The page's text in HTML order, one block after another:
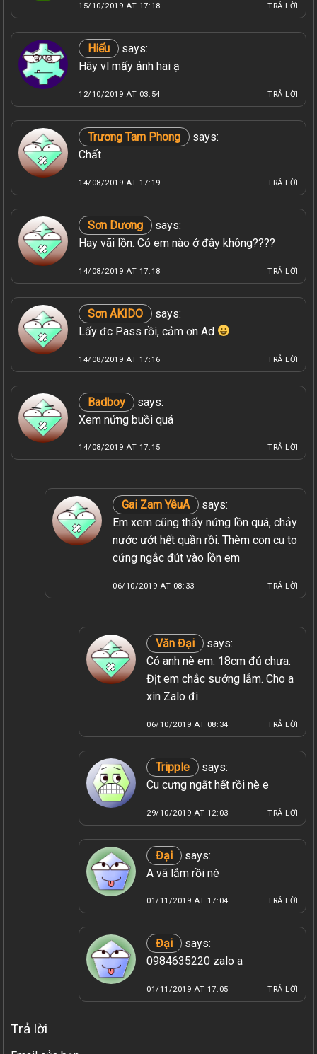
15/10/2019 AT 17:18 TRẢ LỜI
Hiếu
says:
Hãy vl mấy ảnh hai ạ
12/10/2019 AT 03:54 TRẢ LỜI
Trương Tam Phong
says:
Chất
14/08/2019 AT 17:19 TRẢ LỜI
Sơn Dương
says:
Hay vãi lồn. Có em nào ở đây không????
14/08/2019 AT 17:18 TRẢ LỜI
Sơn AKIDO
says:
Lấy đc Pass rồi, cảm ơn Ad
14/08/2019 AT 17:16 TRẢ LỜI
Badboy
says:
Xem nứng buồi quá
14/08/2019 AT 17:15 TRẢ LỜI
Gai Zam YêuA
says:
Em xem cũng thấy nứng lồn quá, chảy
nước ướt hết quần rồi. Thèm con cu to
cứng ngắc đút vào lồn em
06/10/2019 AT 08:33 TRẢ LỜI
Văn Đại
says:
Có anh nè em. 18cm đủ chưa.
Địt em chắc sướng lắm. Cho a
xin Zalo đi
06/10/2019 AT 08:34 TRẢ LỜI
Tripple
says:
Cu cưng ngắt hết rồi nè e
29/10/2019 AT 12:03 TRẢ LỜI
Đại
says:
A vã lắm rồi nè
01/11/2019 AT 17:04 TRẢ LỜI
Đại
says:
0984635220 zalo a
01/11/2019 AT 17:05 TRẢ LỜI
Trả lời